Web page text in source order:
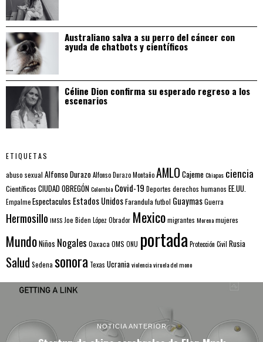
Australiano salva a su perro del cáncer con
ayuda de chatbots y científicos
Céline Dion confirma su esperado regreso a los
escenarios
ETIQUETAS
abuso sexual Alfonso DurazoAlfonso Durazo MontañoAMLO CajemeChiapas ciencia
Científicos CIUDAD OBREGÓNColombia Covid-19 Deportes derechos humanos EE.UU.
EmpalmeEspectaculos Estados UnidosFarandulafutbol GuaymasGuerra
Hermosillo IMSS Joe Biden López Obrador Mexicomigrantes Morenamujeres
MundoNiños Nogales Oaxaca OMS ONU portada Protección Civil Rusia
Salud Sedena sonora Texas Ucraniaviolenciaviruela del mono
NOTICIA ANTERIOR